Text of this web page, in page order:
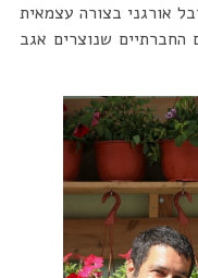
כן הגשימה את מטרתה 1. בעידוד טיפול בזבל אורגני בצורה עצמאית
הקשרים החברתיים שנוצרים אגב